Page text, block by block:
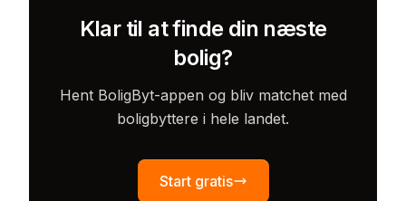
Klar til at finde din næste
bolig?
Hent BoligByt-appen og bliv matchet med
boligbyttere i hele landet.
Start gratis